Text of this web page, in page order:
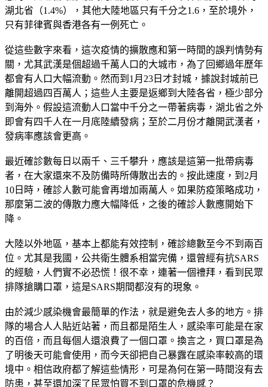
湖北省（1.4%），其他大陸地區只有千分之1.6，至於境外，
只有菲律賓與香港各有一例死亡。
從這些數字來看，這次疫情的擴散應和第一時間的誤判情勢有
關，尤其武漢是個超過千萬人口的大城市，為了回鄉過年歷年
都會有人口大幅流動。然而到1月23日才封城，據說封城前已
離開超過四百萬人；這些人主要是返鄉到大陸各省，極少部分
到海外。假設這流動人口當中千分之一帶著病毒，湖北省之外
即會有四千人在一月底陸續發病；至於二月份才離開武漢者，
發病率應該會更高。
最近確診數每日以兩千、三千攀升，應該是這第一批帶病毒
者，在大家還來不及防備時所傳散出去的。按此速度，到2月
10日時，確診人數可能會再增加兩萬人。如果防疫策略成功，
那麼第二波的傳散力應大幅降低，之後的確診人數應開始下
降。
大陸以外地區，基本上都能有效控制，確診總數至今不到兩百
位。尤其是我國，公共衛生體系相當完備，還曾經有抗SARS
的經驗，人們實不必恐慌！很不幸，連著一個禮拜，看到民眾
排隊搶購口罩，這是SARS期間都沒有的現象。
由於減少感染機會最簡單的作法，就是避免去人多的地方。排
隊的場合人人貼近站著，而且都是陌生人，感染率可能是在家
的百倍，而且每個人還浪費了一個口罩。換言之，買口罩是為
了明後天可能會使用，而今天卻把自己暴露在感染率較高的環
境中。相信政府都了解這些情形，可是為何在第一時間沒有去
防患，甚至還加深了民眾怕買不到口罩的危機感？